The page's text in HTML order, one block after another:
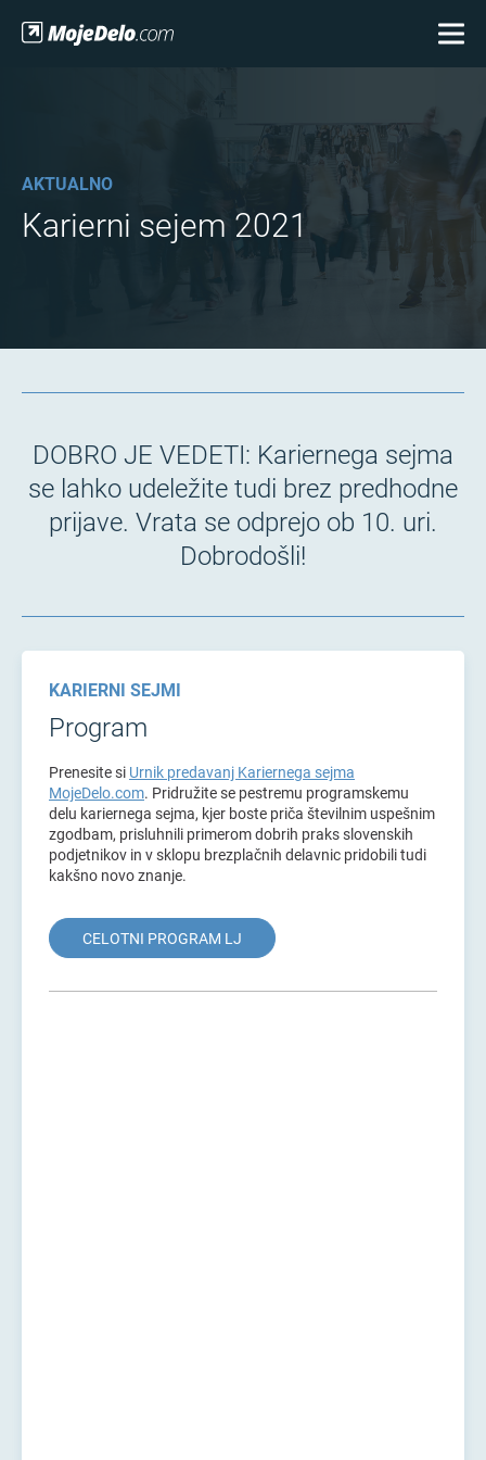
AKTUALNO
Karierni sejem 2021
DOBRO JE VEDETI: Kariernega sejma
se lahko udeležite tudi brez predhodne
prijave. Vrata se odprejo ob 10. uri.
Dobrodošli!
KARIERNI SEJMI
Program
Prenesite si Urnik predavanj Kariernega sejma
MojeDelo.com. Pridružite se pestremu programskemu
delu kariernega sejma, kjer boste priča številnim uspešnim
zgodbam, prisluhnili primerom dobrih praks slovenskih
podjetnikov in v sklopu brezplačnih delavnic pridobili tudi
kakšno novo znanje.
CELOTNI PROGRAM LJ